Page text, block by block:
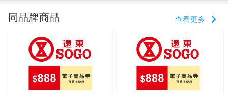
同品牌商品 查看更多